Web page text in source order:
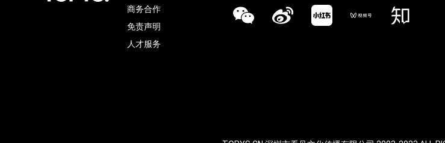
商务合作
免责声明
人才服务